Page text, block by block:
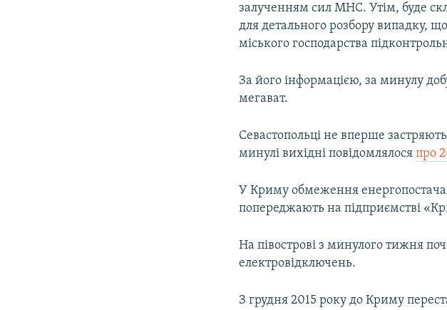
залученням сил МНС. Утім, буде
для детального розбору випадку,
міського господарства
За його інформацією, за минулу
мегават.
Севастопольці не вперше
минулі вихідні повідомлялосяпро
У Криму обмеження
попереджають на підприємстві
На півострові з минулого тижня
електровідключень.
З грудня 2015 року до Криму